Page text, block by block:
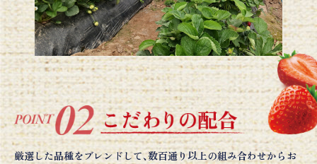
厳選した品種をブレンドして、数百通り以上の組み合わせからお